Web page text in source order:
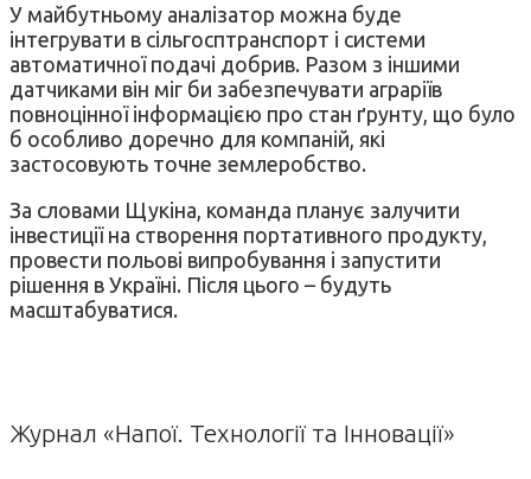
У майбутньому аналізатор можна буде
інтегрувати в сільгосптранспорт і системи
автоматичної подачі добрив. Разом з іншими
датчиками він міг би забезпечувати аграріїв
повноцінної інформацією про стан ґрунту, що було
б особливо доречно для компаній, які
застосовують точне землеробство.
За словами Щукіна, команда планує залучити
інвестиції на створення портативного продукту,
провести польові випробування і запустити
рішення в Україні. Після цього – будуть
масштабуватися.
Журнал «Напої. Технології та Інновації»